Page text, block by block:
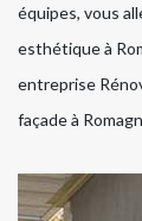
équipes, vous
esthétique à
entreprise
façade à